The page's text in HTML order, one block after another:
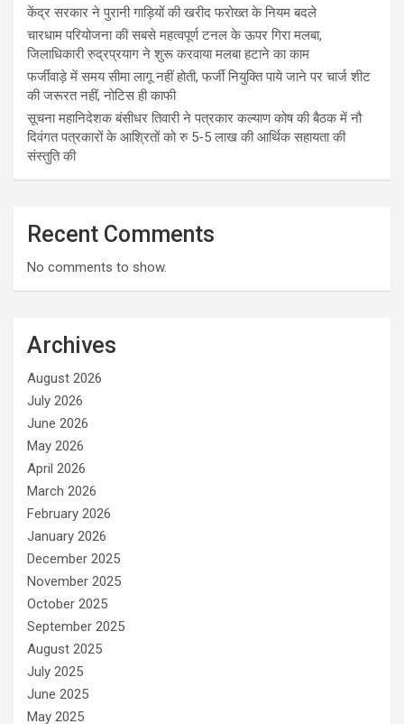
केंद्र सरकार ने पुरानी गाड़ियों की खरीद फरोख्त के नियम बदले
चारधाम परियोजना की सबसे महत्वपूर्ण टनल के ऊपर गिरा मलबा,
जिलाधिकारी रुद्रप्रयाग ने शुरू करवाया मलबा हटाने का काम
फर्जीवाड़े में समय सीमा लागू नहीं होती, फर्जी नियुक्ति पाये जाने पर चार्ज शीट
की जरूरत नहीं, नोटिस ही काफी
सूचना महानिदेशक बंसीधर तिवारी ने पत्रकार कल्याण कोष की बैठक में नौ
दिवंगत पत्रकारों के आश्रितों को रु 5-5 लाख की आर्थिक सहायता की
संस्तुति की
Recent Comments
No comments to show.
Archives
August 2026
July 2026
June 2026
May 2026
April 2026
March 2026
February 2026
January 2026
December 2025
November 2025
October 2025
September 2025
August 2025
July 2025
June 2025
May 2025